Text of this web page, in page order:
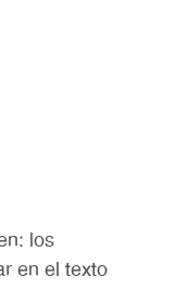
los
en el texto